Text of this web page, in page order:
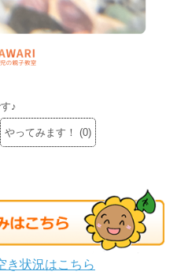
♪
やってみます！ (0)
き状況はこちら